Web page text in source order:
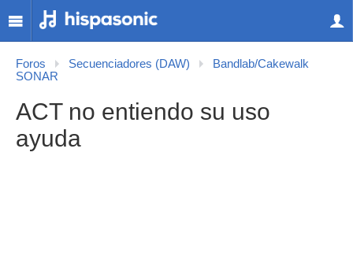
Foros Secuenciadores (DAW)
Bandlab/Cakewalk
SONAR
ACT no entiendo su uso
ayuda